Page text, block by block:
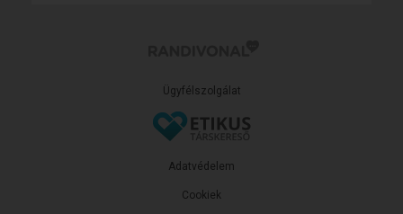
Ügyfélszolgálat
Adatvédelem
Cookiek